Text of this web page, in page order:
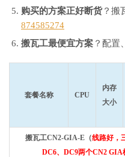
购买的方案正好断货？搬
874585274
搬瓦工最便宜方案 ？配置
套餐名称 CPU
内存
大小
搬瓦工CN2-GIA-E（线路好，
DC6、DC9两个CN2 GIA